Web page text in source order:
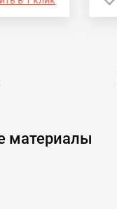
материалы